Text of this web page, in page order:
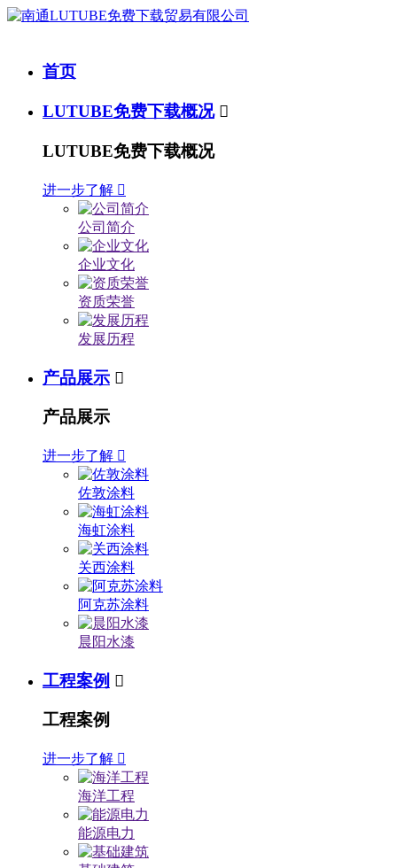
首页
LUTUBE免费下载概况 
LUTUBE免费下载概况
进一步了解 
公司简介
企业文化
资质荣誉
发展历程
产品展示 
产品展示
进一步了解 
佐敦涂料
海虹涂料
关西涂料
阿克苏涂料
晨阳水漆
工程案例 
工程案例
进一步了解 
海洋工程
能源电力